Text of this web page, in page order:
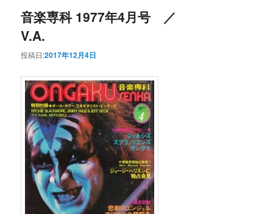
音楽専科 1977年4月号 ／
V.A.
投稿日:2017年12月4日